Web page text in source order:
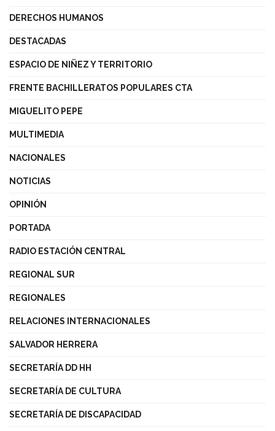
DERECHOS HUMANOS
DESTACADAS
ESPACIO DE NIÑEZ Y TERRITORIO
FRENTE BACHILLERATOS POPULARES CTA
MIGUELITO PEPE
MULTIMEDIA
NACIONALES
NOTICIAS
OPINIÓN
PORTADA
RADIO ESTACIÓN CENTRAL
REGIONAL SUR
REGIONALES
RELACIONES INTERNACIONALES
SALVADOR HERRERA
SECRETARÍA DD HH
SECRETARÍA DE CULTURA
SECRETARÍA DE DISCAPACIDAD